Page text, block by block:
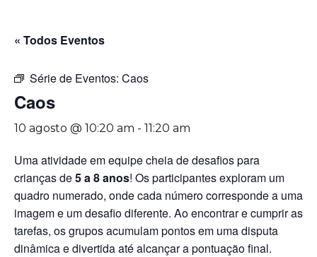
« Todos Eventos
Série de Eventos: Caos
Caos
10 agosto @ 10:20 am - 11:20 am
Uma atividade em equipe cheia de desafios para
crianças de5 a 8 anos! Os participantes exploram um
quadro numerado, onde cada número corresponde a uma
imagem e um desafio diferente. Ao encontrar e cumprir as
tarefas, os grupos acumulam pontos em uma disputa
dinâmica e divertida até alcançar a pontuação final.